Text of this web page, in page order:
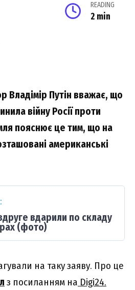
READING
2 min
Владімір Путін вважає, що
війну Росії проти
пояснює це тим, що на
американські
вдарили по складу
(фото)
на таку заяву. Про це
з посиланням на Digi24.